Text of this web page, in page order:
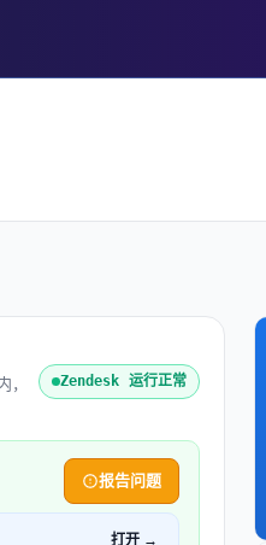
，
Zendesk 运行正常
报告问题
打开 →